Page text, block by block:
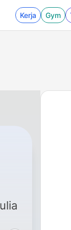
Kerja Gym